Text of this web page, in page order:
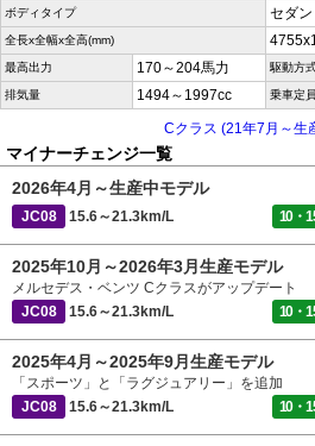
ボディタイプ セダン
全長x全幅x全高(mm)
最高出力 170～204馬力 駆動方
排気量 1494～1997cc 乗車定員
Cクラス (21年7月～生
マイナーチェンジ一覧
2026年4月～生産中モデル
JC08 15.6～21.3km/L 10・
2025年10月～2026年3月生産モデル
メルセデス・ベンツ Cクラスがアップデート
JC08
15.6～21.3km/L 10・
2025年4月～2025年9月生産モデル
「スポーツ」と「ラグジュアリー」を追加
JC08
15.6～21.3km/L 10・